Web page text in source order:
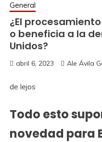
General
¿El
o beneficia a la
Unidos?
abril 6, 2023 Ale Ávila
de lejos
Todo esto
novedad para